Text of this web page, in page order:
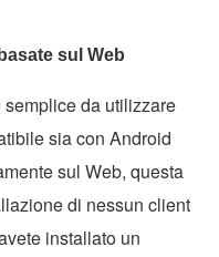
sul Web
semplice da utilizzare
sia con Android
sul Web, questa
di nessun client
installato un